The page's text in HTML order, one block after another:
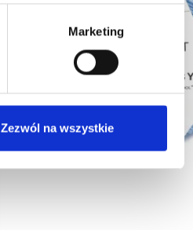
Marketing
Zezwól na wszystkie